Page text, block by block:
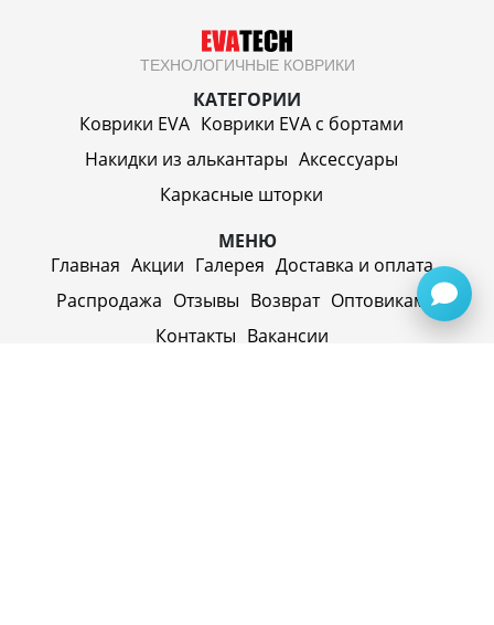
ТЕХНОЛОГИЧНЫЕ КОВРИКИ
КАТЕГОРИИ
Коврики EVA Коврики EVA c бортами
Накидки из алькантары Аксессуары
Каркасные шторки
МЕНЮ
Главная Акции Галерея Доставка и оплата
Распродажа Отзывы Возврат Оптовикам
Контакты Вакансии